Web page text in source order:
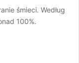
śmieci. Według
100%.